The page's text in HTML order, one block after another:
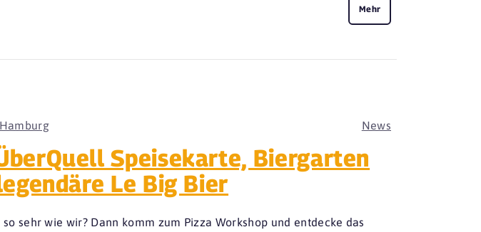
Mehr
Hamburg News
Speisekarte, Biergarten
Le Big Bier
sehr wie wir? Dann komm zum Pizza Workshop und entdecke das